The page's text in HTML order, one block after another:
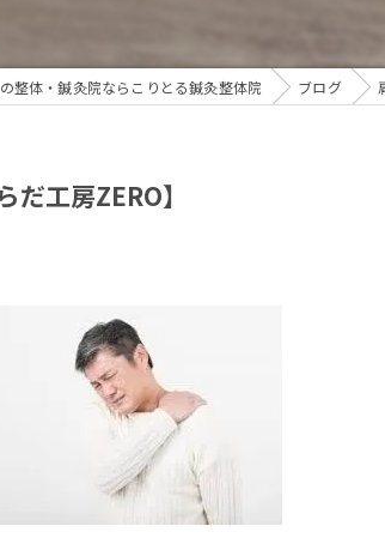
整体・鍼灸院ならこりとる鍼灸整体院 ブログ
工房ZERO】